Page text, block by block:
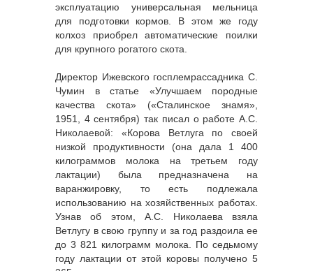
эксплуатацию универсальная мельница
для подготовки кормов. В этом же году
колхоз приобрел автоматические поилки
для крупного рогатого скота.
Директор Ижевского госплемрассадника С.
Чумин в статье «Улучшаем породные
качества скота» («Сталинское знамя»,
1951, 4 сентября) так писал о работе А.С.
Николаевой: «Корова Ветлуга по своей
низкой продуктивности (она дала 1 400
килограммов молока на третьем году
лактации) была предназначена на
варанжировку, то есть подлежала
использованию на хозяйственных работах.
Узнав об этом, А.С. Николаева взяла
Ветлугу в свою группу и за год раздоила ее
до 3 821 килограмм молока. По седьмому
году лактации от этой коровы получено 5